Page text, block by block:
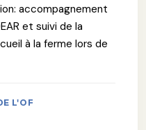
accompagnement
et suivi de la
à la ferme lors de
L'OF